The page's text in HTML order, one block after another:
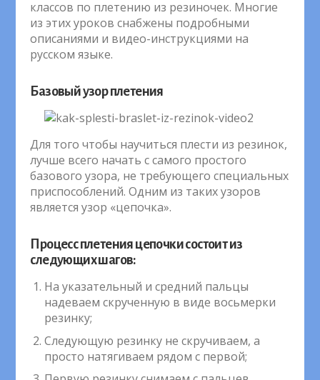
классов по плетению из резиночек. Многие
из этих уроков снабжены подробными
описаниями и видео-инструкциями на
русском языке.
Базовый узор плетения
Для того чтобы научиться плести из резинок,
лучше всего начать с самого простого
базового узора, не требующего специальных
приспособлений. Одним из таких узоров
является узор «цепочка».
Процесс плетения цепочки состоит из
следующих шагов:
На указательный и средний пальцы
надеваем скрученную в виде восьмерки
резинку;
Следующую резинку не скручиваем, а
просто натягиваем рядом с первой;